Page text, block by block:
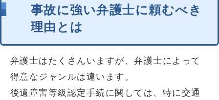
事故に強い弁護士に頼むべき
理由とは
弁護士はたくさんいますが、弁護士によって
得意なジャンルは違います。
後遺障害等級認定手続に関しては、特に交通